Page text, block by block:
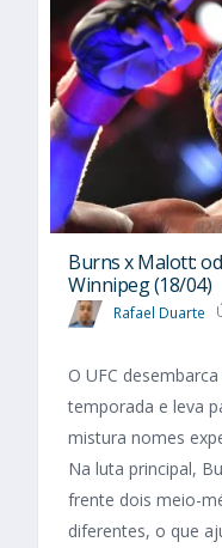
Burns x Malott:
Winnipeg (18/04)
Rafael Duarte
O UFC
temporada e leva
mistura nomes
Na luta principal,
frente dois meio-
diferentes, o que